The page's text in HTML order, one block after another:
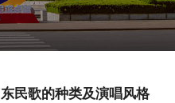
民歌的种类及演唱风格